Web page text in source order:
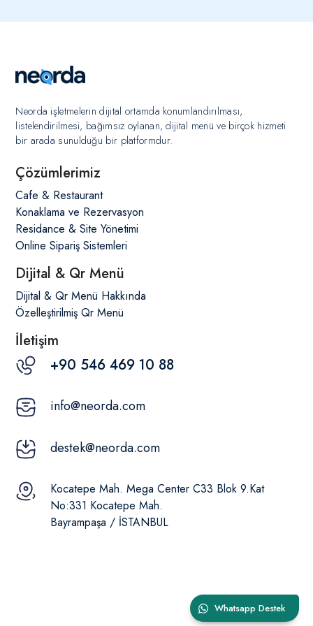
Neorda extra ücret talep etmez güncellemeler ve
diğer modüllerimizden ücretsiz olarak
Neorda işletmelerin dijital ortamda konumlandırılması,
listelendirilmesi, bağımsız oylanan, dijital menü ve birçok hizmeti
bir arada sunulduğu bir platformdur.
Çözümlerimiz
Cafe & Restaurant
Konaklama ve Rezervasyon
Residance & Site Yönetimi
Online Sipariş Sistemleri
Dijital & Qr Menü
Dijital & Qr Menü Hakkında
Özelleştirilmiş Qr Menü
İletişim
+90 546 469 10 88
info@neorda.com
destek@neorda.com
Kocatepe Mah. Mega Center C33 Blok 9.Kat
No:331 Kocatepe Mah.
Bayrampaşa / İSTANBUL
Whatsapp Destek